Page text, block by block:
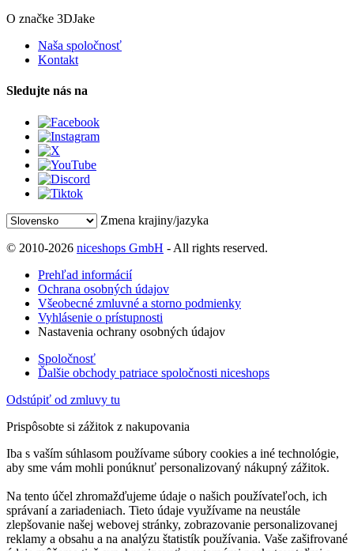
O značke 3DJake
Naša spoločnosť
Kontakt
Sledujte nás na
Zmena krajiny/jazyka
© 2010-2026 niceshops GmbH - All rights reserved.
Prehľad informácií
Ochrana osobných údajov
Všeobecné zmluvné a storno podmienky
Vyhlásenie o prístupnosti
Nastavenia ochrany osobných údajov
Spoločnosť
Ďalšie obchody patriace spoločnosti niceshops
Odstúpiť od zmluvy tu
Prispôsobte si zážitok z nakupovania
Iba s vaším súhlasom používame súbory cookies a iné technológie,
aby sme vám mohli ponúknuť personalizovaný nákupný zážitok.
Na tento účel zhromažďujeme údaje o našich používateľoch, ich
správaní a zariadeniach. Tieto údaje využívame na neustále
zlepšovanie našej webovej stránky, zobrazovanie personalizovanej
reklamy a obsahu a na analýzu štatistík používania. Vaše zašifrované